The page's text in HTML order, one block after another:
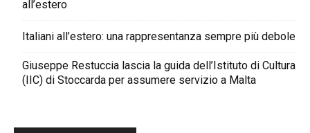
all’estero
Italiani all’estero: una rappresentanza sempre più debole
Giuseppe Restuccia lascia la guida dell’Istituto di Cultura
(IIC) di Stoccarda per assumere servizio a Malta